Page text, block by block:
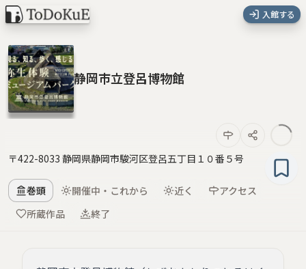
入館する
静岡市立登呂博物館
〒422-8033 静岡県静岡市駿河区登呂五丁目１０番５号
巻頭 開催中・これから 近く
アクセス
所蔵作品
終了